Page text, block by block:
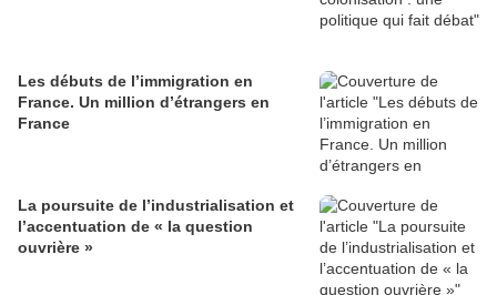
Les débuts de l’immigration en
France. Un million d’étrangers en
France
La poursuite de l’industrialisation et
l’accentuation de « la question
ouvrière »